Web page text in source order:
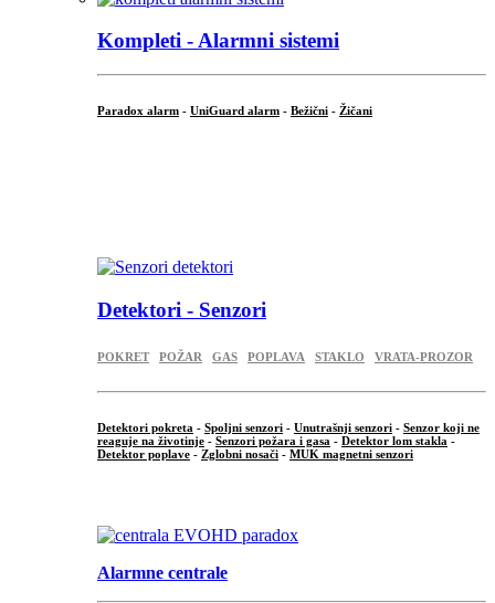
Kompleti - Alarmni sistemi
Paradox alarm - UniGuard alarm - Bežični - Žičani
Detektori - Senzori
POKRET POŽAR GAS POPLAVA STAKLO VRATA-PROZOR
Detektori pokreta - Spoljni senzori - Unutrašnji senzori - Senzor koji ne
reaguje na životinje - Senzori požara i gasa - Detektor lom stakla -
Detektor poplave - Zglobni nosači - MUK magnetni senzori
Alarmne centrale